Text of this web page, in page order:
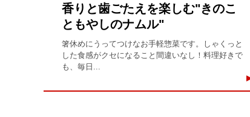
香りと歯ごたえを楽しむ"きのこ
ともやしのナムル"
箸休めにうってつけなお手軽惣菜です。しゃくっと
した食感がクセになること間違いなし！料理好きで
も、毎日...